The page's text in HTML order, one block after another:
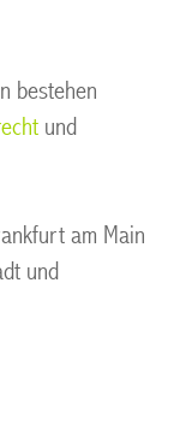
bestehen
und
am Main
und